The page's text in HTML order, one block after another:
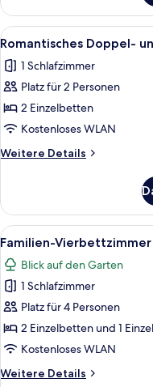
Doppel-
oder
-
Alle
Fotos
für
Romantisches
Doppel-
und
Zweibettzimmer
anzeigen
17
Romantisches Doppel-
1 Schlafzimmer
Platz für 2 Personen
2 Einzelbetten
Kostenloses WLAN
Weitere Details
Weitere
Doppel-
und
Zweibettzimmer
Alle
Fotos
für
Familien-
Vierbettzimmer
anzeigen
9
Familien-Vierbettzimmer
Blick auf den Garten
1 Schlafzimmer
Platz für 4 Personen
2 Einzelbetten und 1
Kostenloses WLAN
Weitere Details
Weitere